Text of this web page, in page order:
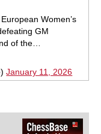
Women’s
GM
of the…
January 11, 2026